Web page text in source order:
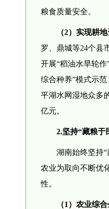
粮食质量安全。
（2）实现耕
罗、鼎城等24个县
开展“稻油水旱轮
综合种养”模式示
平湖水网湿地众多
亿元。
2.坚持“藏粮于
湖南始终坚持
农业为取向不断优
性。
（1）农业综